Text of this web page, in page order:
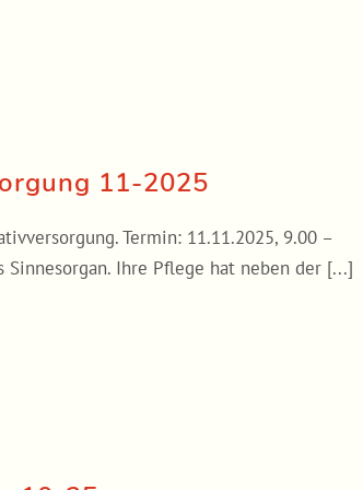
11-2025
Termin: 11.11.2025, 9.00 –
Ihre Pflege hat neben der [...]